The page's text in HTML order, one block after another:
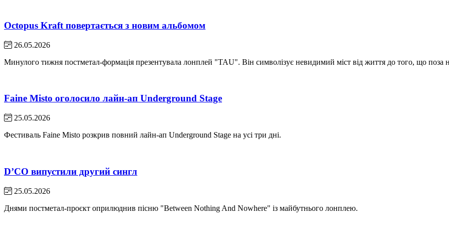
Octopus Kraft повертається з новим альбомом
26.05.2026
Минулого тижня постметал-формація презентувала лонплей "TAU". Він символізує невидимий міст від життя до того, що поза
Faine Misto оголосило лайн-ап Underground Stage
25.05.2026
Фестиваль Faine Misto розкрив повний лайн-ап Underground Stage на усі три дні.
D’CO випустили другий сингл
25.05.2026
Днями постметал-проєкт оприлюднив пісню "Between Nothing And Nowhere" із майбутнього лонплею.